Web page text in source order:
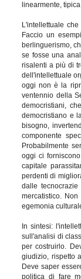
linearmente,
L'intellettuale
Faccio un
berlinguerismo,
se fosse una
risalenti a più di
dell'intellettuale
oggi non è la
ventennio della
democristiani,
democristiano e
bisogno,
componente
Probabilmente
oggi ci
capitale
perdenti di
dalle
mercatistico.
egemonia
In sintesi:
sull'analisi di
per costruirlo.
giudizio, rispetto
Deve saper
politica di fare